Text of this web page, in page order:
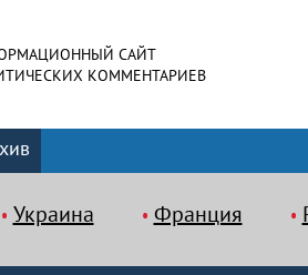
САЙТ
КОММЕНТАРИЕВ
Украина Франция